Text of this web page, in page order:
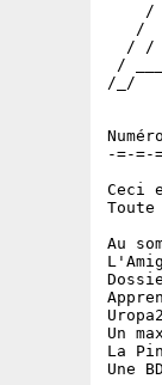
/
/ /
/
/_/
-=-=-
Ceci
Au
Un
La
Une